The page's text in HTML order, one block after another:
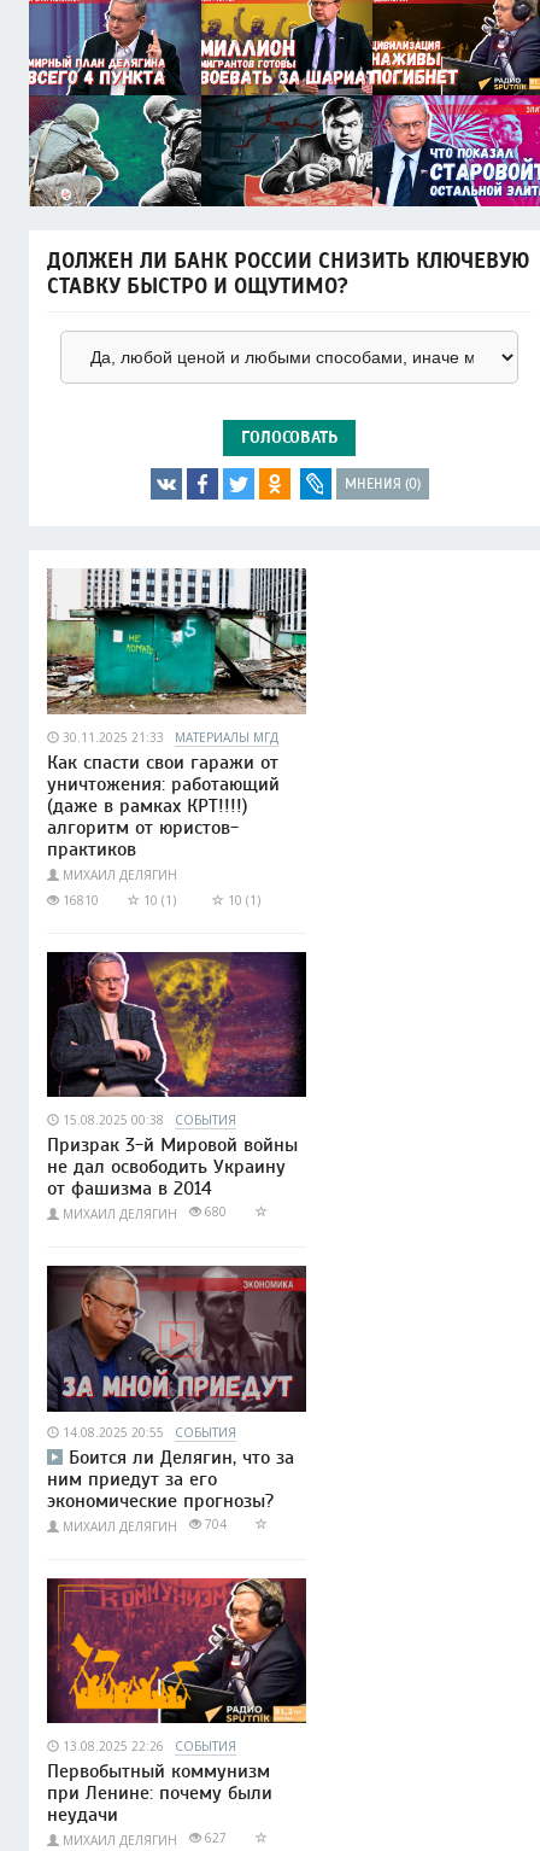
ДОЛЖЕН ЛИ БАНК РОССИИ СНИЗИТЬ КЛЮЧЕВУЮ
СТАВКУ БЫСТРО И ОЩУТИМО?
ГОЛОСОВАТЬ
МНЕНИЯ (0)
30.11.2025 21:33 МАТЕРИАЛЫ МГД
Как спасти свои гаражи от
уничтожения: работающий
(даже в рамках КРТ!!!!)
алгоритм от юристов-
практиков
МИХАИЛ ДЕЛЯГИН
16810
10 (1) 10 (1)
15.08.2025 00:38 СОБЫТИЯ
Призрак 3-й Мировой войны
не дал освободить Украину
от фашизма в 2014
МИХАИЛ ДЕЛЯГИН 680
14.08.2025 20:55 СОБЫТИЯ
Боится ли Делягин, что за
ним приедут за его
экономические прогнозы?
МИХАИЛ ДЕЛЯГИН 704
13.08.2025 22:26 СОБЫТИЯ
Первобытный коммунизм
при Ленине: почему были
неудачи
МИХАИЛ ДЕЛЯГИН 627